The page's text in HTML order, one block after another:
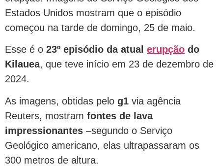
Estados Unidos mostram que o episódio
começou na tarde de domingo, 25 de maio.
Esse é o 23º episódio da atual erupção do
Kilauea, que teve início em 23 de dezembro de
2024.
As imagens, obtidas pelo g1 via agência
Reuters, mostram fontes de lava
impressionantes –segundo o Serviço
Geológico americano, elas ultrapassaram os
300 metros de altura.